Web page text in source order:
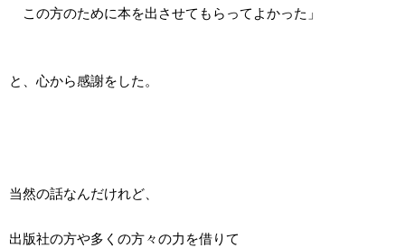
この方のために本を出させてもらってよかった」
と、心から感謝をした。
当然の話なんだけれど、
出版社の方や多くの方々の力を借りて